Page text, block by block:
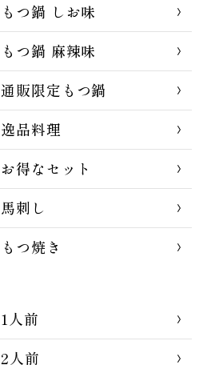
もつ鍋 しお味
もつ鍋 麻辣味
通販限定もつ鍋
逸品料理
お得なセット
馬刺し
もつ焼き
1人前
2人前